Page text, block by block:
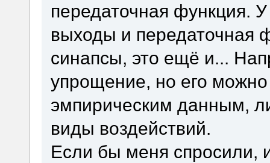
передаточная функция.
выходы и передаточная
синапсы, это ещё и...
упрощение, но его
эмпирическим данным,
виды воздействий.
Если бы меня спросили,